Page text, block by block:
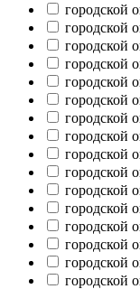
городской
городской
городской
городской
городской
городской
городской
городской
городской
городской
городской
городской
городской
городской
городской
городской